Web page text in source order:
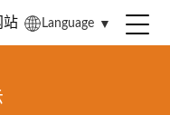
Language ▼